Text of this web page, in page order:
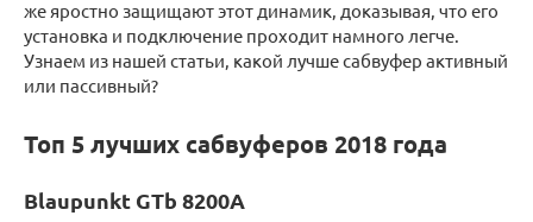
же яростно защищают этот динамик, доказывая, что его
установка и подключение проходит намного легче.
Узнаем из нашей статьи, какой лучше сабвуфер активный
или пассивный?
Топ 5 лучших сабвуферов 2018 года
Blaupunkt GTb 8200A